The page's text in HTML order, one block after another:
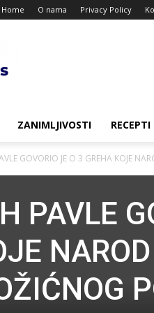
Home O nama Privacy Policy
ZANIMLJIVOSTI RECEPTI
GOVORIO JE O 3 GREHA KOJE
PAVLE